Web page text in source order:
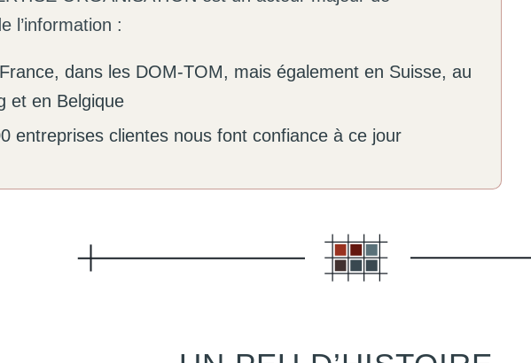
l’information :
dans les DOM-TOM, mais également en Suisse, au
et en Belgique
entreprises clientes nous font confiance à ce jour